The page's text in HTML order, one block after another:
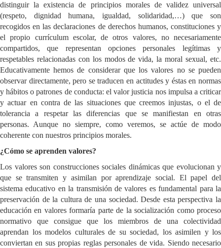
distinguir la existencia de principios morales de validez universal
(respeto, dignidad humana, igualdad, solidaridad,…) que son
recogidos en las declaraciones de derechos humanos, constituciones y
el propio currículum escolar, de otros valores, no necesariamente
compartidos, que representan opciones personales legítimas y
respetables relacionadas con los modos de vida, la moral sexual, etc.
Educativamente hemos de considerar que los valores no se pueden
observar directamente, pero se traducen en actitudes y éstas en normas
y hábitos o patrones de conducta: el valor justicia nos impulsa a criticar
y actuar en contra de las situaciones que creemos injustas, o el de
tolerancia a respetar las diferencias que se manifiestan en otras
personas. Aunque no siempre, como veremos, se actúe de modo
coherente con nuestros principios morales.
¿Cómo se aprenden valores?
Los valores son construcciones sociales dinámicas que evolucionan y
que se transmiten y asimilan por aprendizaje social. El papel del
sistema educativo en la transmisión de valores es fundamental para la
preservación de la cultura de una sociedad. Desde esta perspectiva la
educación en valores formaría parte de la socialización como proceso
normativo que consigue que los miembros de una colectividad
aprendan los modelos culturales de su sociedad, los asimilen y los
conviertan en sus propias reglas personales de vida. Siendo necesario